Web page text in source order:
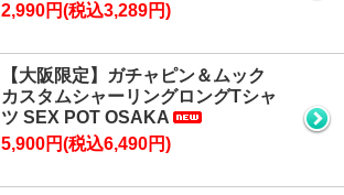
2,990円(税込3,289円)
【大阪限定】ガチャピン＆ムック
カスタムシャーリングロングTシャ
ツ SEX POT OSAKA
5,900円(税込6,490円)